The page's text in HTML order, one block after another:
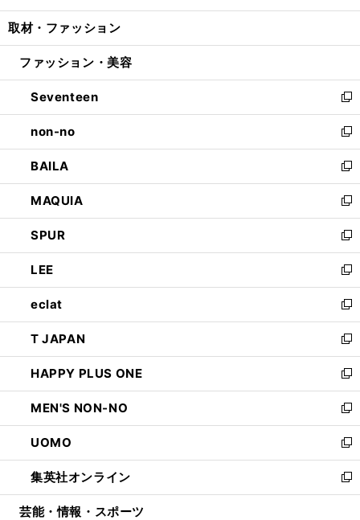
開
ウ
開
ン
ウ
開
く
ウ
ン
ウ
で
開
く
し
ウ
ン
ド
ウ
で
開
く
取材・ファッション
ファッション・美容
Seventeen
新
し
い
ウ
ィ
ン
ド
ウ
で
開
く
non-no
新
し
い
ウ
ィ
ン
ド
ウ
で
開
く
BAILA
新
し
い
ウ
ィ
ン
ド
ウ
で
開
く
MAQUIA
新
し
い
ウ
ィ
ン
ド
ウ
で
開
く
SPUR
新
し
い
ウ
ィ
ン
ド
ウ
で
開
く
LEE
新
し
い
ウ
ィ
ン
ド
ウ
で
開
く
eclat
新
し
い
ウ
ィ
ン
ド
ウ
で
開
く
T JAPAN
新
し
い
ウ
ィ
ン
ド
ウ
で
開
HAPPY PLUS ONE
新
し
い
ウ
ィ
ン
ド
ウ
MEN'S NON-NO
新
し
い
ウ
ィ
ン
UOMO
新
し
い
ウ
集英社オンライン
新
し
芸能・情報・スポーツ